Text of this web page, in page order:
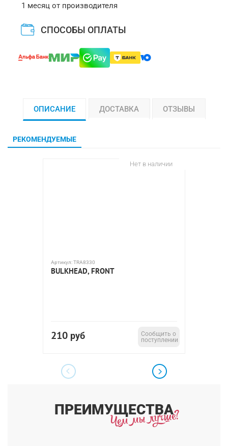
1 месяц от производителя
СПОСОБЫ ОПЛАТЫ
ОПИСАНИЕ ДОСТАВКА ОТЗЫВЫ
РЕКОМЕНДУЕМЫЕ
Нет в наличии
Артикул:TRA8330
BULKHEAD, FRONT
210 руб
Сообщить о
поступлении
ПРЕИМУЩЕСТВА